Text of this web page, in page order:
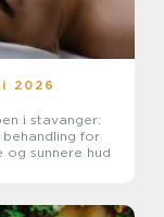
2026
i stavanger:
for
og sunnere hud